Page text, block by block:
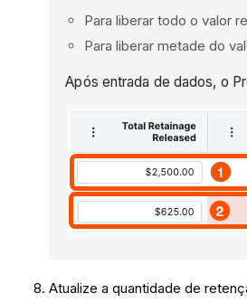
Para liberar todo o valor
Para liberar metade do
Após entrada de dados, o
Atualize a quantidade de